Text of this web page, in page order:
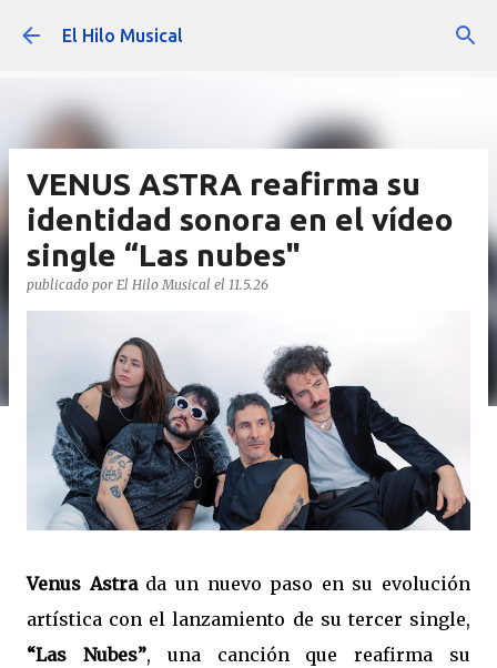
Ir al contenido principal
El Hilo Musical
VENUS ASTRA reafirma su
identidad sonora en el vídeo
single “Las nubes"
publicado por El Hilo Musical el 11.5.26
Venus Astrada un nuevo paso en su evolución
artística con el lanzamiento de su tercer single,
“Las Nubes”, una canción que reafirma su